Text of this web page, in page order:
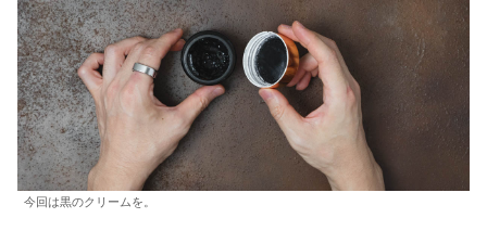
今回は黒のクリームを。